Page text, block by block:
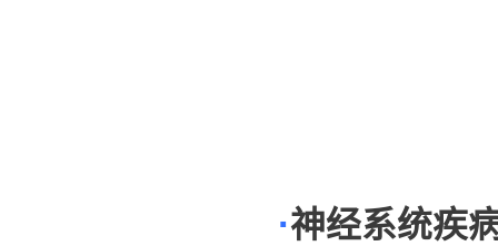
·神经系统疾